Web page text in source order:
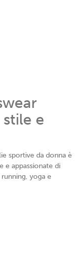
e
sportive da donna è
e appassionate di
yoga e